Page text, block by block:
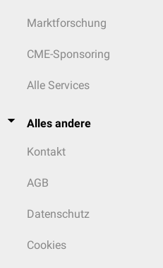
Marktforschung
CME-Sponsoring
Alle Services
Alles andere
Kontakt
AGB
Datenschutz
Cookies